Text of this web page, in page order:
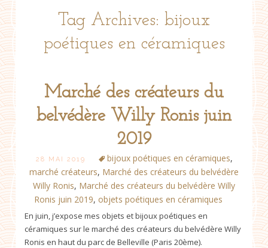
Tag Archives: bijoux
poétiques en céramiques
Marché des créateurs du
belvédère Willy Ronis juin
2019
28 MAI 2019 bijoux poétiques en céramiques,
marché créateurs, Marché des créateurs du belvédère
Willy Ronis, Marché des créateurs du belvédère Willy
Ronis juin 2019, objets poétiques en céramiques
En juin, j’expose mes objets et bijoux poétiques en
céramiques sur le marché des créateurs du belvédère Willy
Ronis en haut du parc de Belleville (Paris 20ème).